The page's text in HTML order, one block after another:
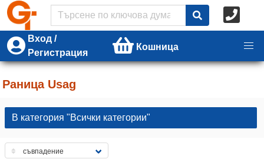
Вход /
Регистрация
Кошница
Раница Usag
В категория "Всички категории"